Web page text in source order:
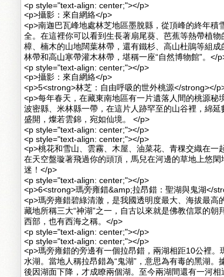
<p style="text-align: center;"></p>
<p>攝影：來自網絡</p>
<p>南迦巴瓦峰地處林芝地區墨脫縣，從頂峰的終年積
全。在這裡你可以看到生長著扇尾葵、芭蕉等熱帶植
樟、楠木的山地闊葉林帶，還有鐵杉、高山杜鵑等組
林帶和高山寒帶灌木林帶，堪稱一座“自然博物館”。</
<p style="text-align: center;"></p>
<p>攝影：來自網絡</p>
<p>5<strong>林芝：自由呼吸的世外桃源</strong></
<p>每年春天，在藏東南地區有一片遺落人間的桃源秘
波密縣、米林縣一帶，在這片人跡罕至的山谷裡，綿
盛開，燦若雲錦，宛如仙境。 </p>
<p style="text-align: center;"></p>
<p style="text-align: center;"></p>
<p>桃花和雪山、雲霧、木屋、油菜花、青稞交織在一
在天空盤璇著飛過你的頭頂，馬兒在河邊的草地上悠
迷！</p>
<p style="text-align: center;"></p>
<p>6<strong>瑪旁雍錯&amp;拉昂錯：聖湖與鬼湖</
<p>瑪旁雍錯碧綠清澈，是我國透明度最大、海拔最高
藏地所稱三大“神湖”之一，自古以來就是佛教信眾的
西部，也有西海之稱。</p>
<p style="text-align: center;"></p>
<p style="text-align: center;"></p>
<p>瑪旁雍錯的旁邊有一個拉昂錯，兩湖相距10公裡
水湖。當地人稱拉昂錯為“鬼湖”，意思為有毒的黑湖
後因湖面下降，才成瞭兩個湖。至今兩湖間還有一河